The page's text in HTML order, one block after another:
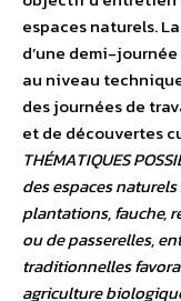
espaces naturels.
d’une demi-
au niveau
des journées de
et de découvertes
THÉMATIQUES
des espaces
plantations, fauche,
ou de passerelles,
traditionnelles
agriculture